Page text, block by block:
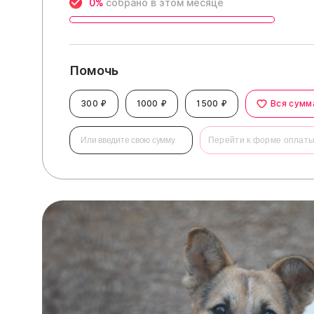
Помочь
300 ₽ 1000 ₽ 1500 ₽ Вся
Перейти к форме оплаты